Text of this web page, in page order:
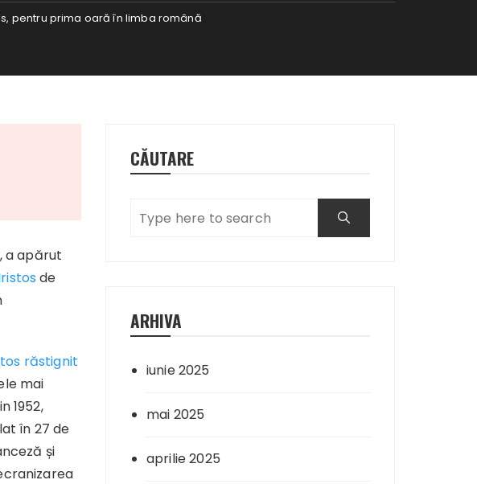
pentru prima oară în limba română
a apărut
de
răstignit
mai
1952,
în 27 de
și
CĂUTARE
ARHIVA
iunie 2025
mai 2025
aprilie 2025